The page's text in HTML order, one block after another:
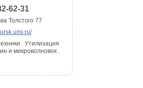
62-31
Толстого 77
. Утилизация
и микроволновок .